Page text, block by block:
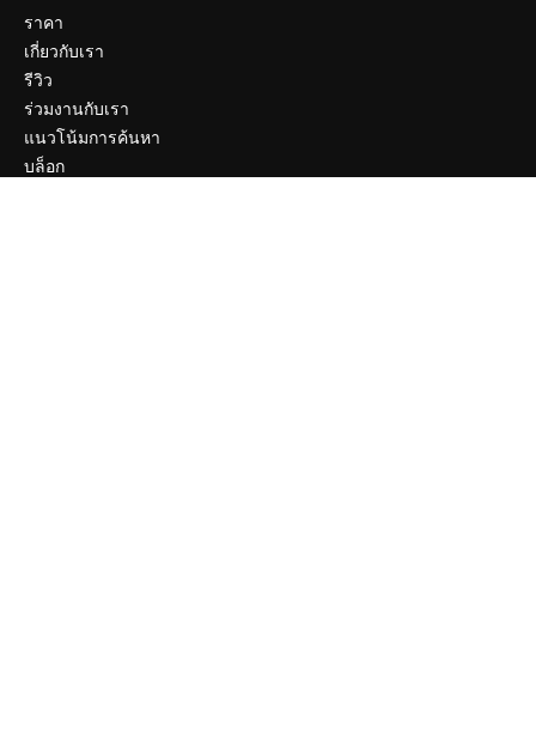
ราคา
เกี่ยวกับเรา
รีวิว
ร่วมงานกับเรา
แนวโน้มการค้นหา
บล็อก